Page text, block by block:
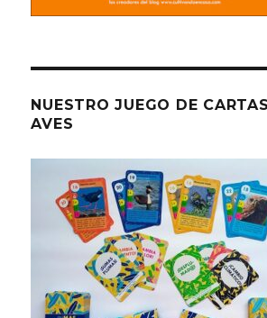
NUESTRO JUEGO DE
AVES